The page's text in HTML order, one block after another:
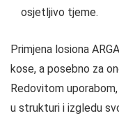
osjetljivo tjeme.
Primjena losiona
kose, a posebno za
Redovitom
u strukturi i izgledu